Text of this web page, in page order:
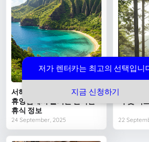
저가 렌터카는 최고의 선택입니
지금 신청하기
서해의 알프스 무의도 자연
휴양림에서 즐기는 완벽한
휴식 정보
24 September, 2025
가평 유
약 및 숙
22